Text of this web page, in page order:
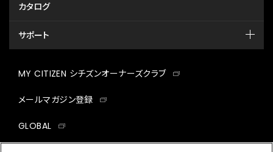
カタログ
サポート
MY CITIZEN シチズンオーナーズクラブ
メールマガジン登録
GLOBAL